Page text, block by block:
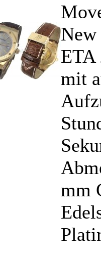
New
ETA
mit
mm